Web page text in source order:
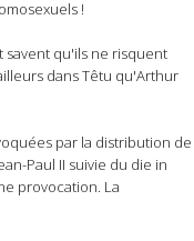
!
savent qu'ils ne risquent
dans Têtu qu'Arthur
par la distribution de
Paul II suivie du die in
provocation. La